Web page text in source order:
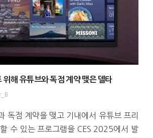
위해 유튜브와 독점 계약 맺은 델타
독점 계약을 맺고 기내에서 유튜브 프리
수 있는 프로그램을 CES 2025에서 발